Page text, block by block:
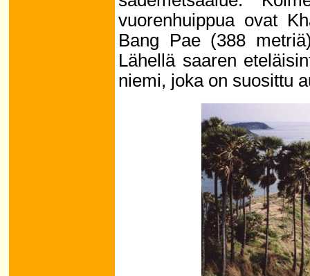
vuorenhuippua ovat
Bang Pae (388
Lähellä saaren
niemi, joka on suosittu